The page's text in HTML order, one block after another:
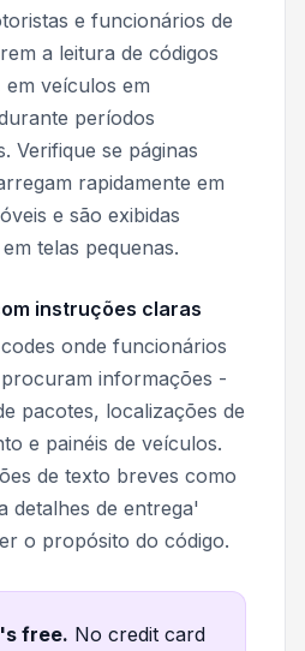
e funcionários de
a leitura de códigos
em veículos em
períodos
Verifique se páginas
rapidamente em
e são exibidas
telas pequenas.
instruções claras
onde funcionários
informações -
pacotes, localizações de
e painéis de veículos.
de texto breves como
detalhes de entrega'
o propósito do código.
free. No credit card